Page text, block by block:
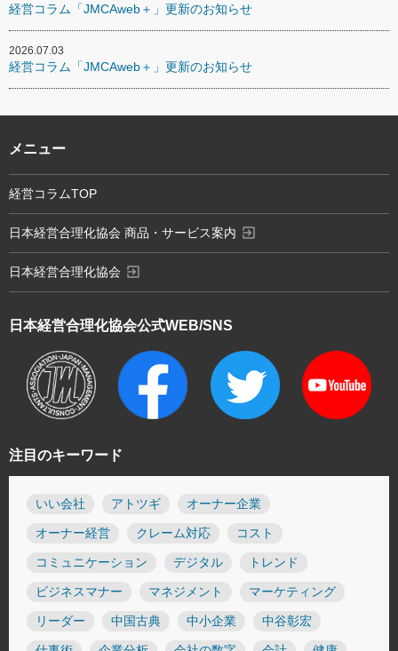
経営コラム「JMCAweb＋」更新のお知らせ
2026.07.03
経営コラム「JMCAweb＋」更新のお知らせ
注目のキーワード
いい会社 アトツギ オーナー企業
オーナー経営 クレーム対応 コスト
コミュニケーション デジタル トレンド
ビジネスマナー マネジメント マーケティング
リーダー 中国古典 中小企業 中谷彰宏
日本経営合理化協会公式WEB/SNS
メニュー
経営コラムTOP
日本経営合理化協会 商品・サービス案内 exit_to_app
日本経営合理化協会 exit_to_app